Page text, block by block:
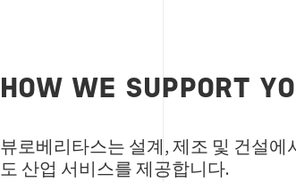
HOW WE SUPPORT
뷰로베리타스는 설계, 제조 및 건설
도 산업 서비스를 제공합니다.